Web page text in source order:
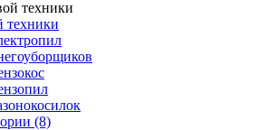
техники
(8)